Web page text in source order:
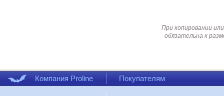
При копировании
обязательна к
Компания Proline Покупателям